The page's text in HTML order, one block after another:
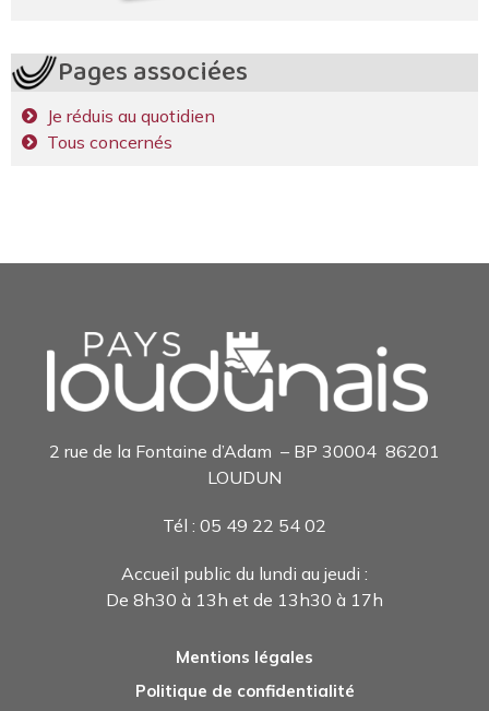
Pages associées
Je réduis au quotidien
Tous concernés
2 rue de la Fontaine d’Adam – BP 30004 86201
LOUDUN
Tél : 05 49 22 54 02
Accueil public du lundi au jeudi :
De 8h30 à 13h et de 13h30 à 17h
Mentions légales
Politique de confidentialité